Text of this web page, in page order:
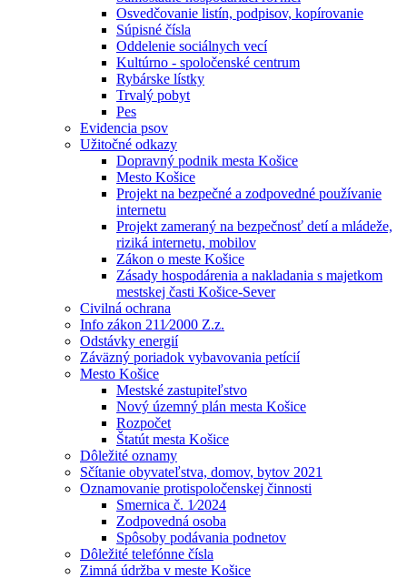
Osvedčovanie listín, podpisov, kopírovanie
Súpisné čísla
Oddelenie sociálnych vecí
Kultúrno - spoločenské centrum
Rybárske lístky
Trvalý pobyt
Pes
Evidencia psov
Užitočné odkazy
Dopravný podnik mesta Košice
Mesto Košice
Projekt na bezpečné a zodpovedné používanie
internetu
Projekt zameraný na bezpečnosť detí a mládeže,
riziká internetu, mobilov
Zákon o meste Košice
Zásady hospodárenia a nakladania s majetkom
mestskej časti Košice-Sever
Civilná ochrana
Info zákon 211⁄2000 Z.z.
Odstávky energií
Záväzný poriadok vybavovania petícií
Mesto Košice
Mestské zastupiteľstvo
Nový územný plán mesta Košice
Rozpočet
Štatút mesta Košice
Dôležité oznamy
Sčítanie obyvateľstva, domov, bytov 2021
Oznamovanie protispoločenskej činnosti
Smernica č. 1⁄2024
Zodpovedná osoba
Spôsoby podávania podnetov
Dôležité telefónne čísla
Zimná údržba v meste Košice